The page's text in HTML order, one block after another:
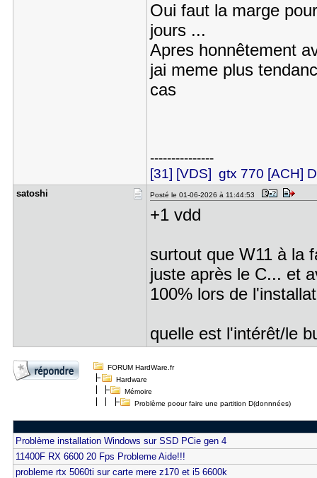
Oui faut la marge
jours ...
Apres honnêtement
jai meme plus
cas
---------------
[31] [VDS] gtx 770 [ACH]
satoshi Posté le 01-06-2026 à 11:44:53
+1 vdd
surtout que W11 à la
juste après le C... et
100% lors de
quelle est l'intérêt/le
FORUM HardWare.fr
Hardware
Mémoire
Problème poour faire une partition D(donnnées)
Problème installation Windows sur SSD PCie gen 4
11400F RX 6600 20 Fps Probleme Aide!!!
probleme rtx 5060ti sur carte mere z170 et i5 6600k